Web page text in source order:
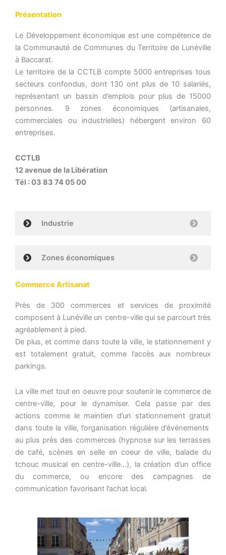
Présentation
Le Développement économique est une compétence de
la Communauté de Communes du Territoire de Lunéville
à Baccarat.
Le territoire de la CCTLB compte 5000 entreprises tous
secteurs confondus, dont 130 ont plus de 10 salariés,
représentant un bassin d’emplois pour plus de 15000
personnes. 9 zones économiques (artisanales,
commerciales ou industrielles) hébergent environ 60
entreprises.
CCTLB
12 avenue de la Libération
Tél : 03 83 74 05 00
Industrie
Zones économiques
Commerce Artisanat
Près de 300 commerces et services de proximité
composent à Lunéville un centre-ville qui se parcourt très
agréablement à pied.
De plus, et comme dans toute la ville, le stationnement y
est totalement gratuit, comme l’accès aux nombreux
parkings.
La ville met tout en oeuvre pour soutenir le commerce de
centre-ville, pour le dynamiser. Cela passe par des
actions comme le maintien d’un stationnement gratuit
dans toute la ville, l’organisation régulière d’événements
au plus près des commerces (hypnose sur les terrasses
de café, scènes en selle en coeur de ville, balade du
tchouc musical en centre-ville…), la création d’un office
du commerce, ou encore des campagnes de
communication favorisant l’achat local.